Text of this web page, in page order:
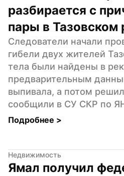
разбирается с
пары в Тазовском
Следователи начали
гибели двух жителей
тела были найдены в
предварительным
выпивала, а потом
сообщили в СУ СКР по
Подробнее >
Недвижимость
Ямал получил